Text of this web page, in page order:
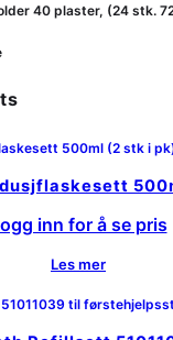
40 plaster, (24 stk.
inn for å se pris
Les mer